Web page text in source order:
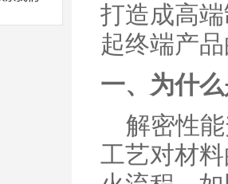
打造成高
起终端产
一、为什
解密性
工艺对材